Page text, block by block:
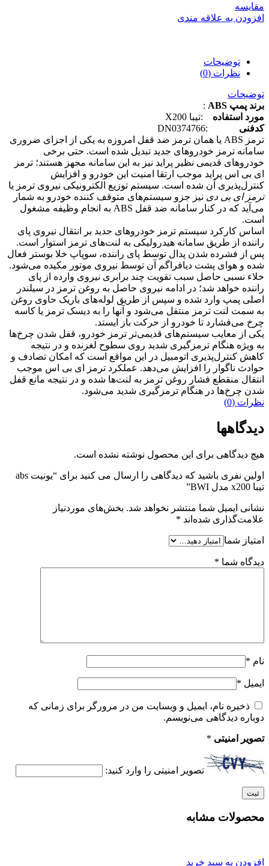
مقایسه
افزودن به علاقه مندی
توضیحات
نظرات (0)
توضیحات
برند پمپ ABS
:
مورد استفاده :تیبا X200
کدفنی
:DN0374766
ترمز ABS یا همان ترمز ضد قفل امروزه به یکی از اجزای ضروری
سامانه ترمز خودروهای جدید تبدیل شده است. حتی برخی
خودروهای قدیمی نظیر پراید نیز به این سامانه مجهز هستند؛ ترمز
ای بی اس پراید موجب ارتقا امنیت این خودرو و افزایش
کنترل‌پذیری آن شده است. سیستم توزیع الکترونیکی نیروی ترمز یا
ترمز ای بی دی نیز جزو سیستم‌های متوقف کننده خودرو به شمار
می‌آید که در کنار سامانه ضد قفل ABS به انجام وظیفه مشغول
است.
اساس کارکرد سیستم ترمز خودروهای جدید بر انتقال نیروی پای
راننده از طریق سامانه هیدرولیکی به لنت‌های ترمز استوار است.
پس از فشرده شدن پدال توسط پای راننده، سوپاپ خلا بوستر فعال
شده و هوای پشت دیافراگم آن توسط نیروی موتور مکیده می‌شود.
خلاء نسبی حاصل سبب تقویت چند برابری نیروی وارده از پای
راننده خواهد شد؛ در ادامه نیروی حاصل به روغن ترمز در سیلندر
اصلی پمپ وارد شده و سپس از طریق لوله‌های باریک حاوی روغن
به سمت لنت ترمز منتقل می‌شود و آنها را به دیسک ترمز یا کاسه
چرخ می‌فشارد تا خودرو از حرکت باز ایستد.
یکی از معایب سیستم‌های قدیمی‌تر ترمز خودرو، قفل شدن چرخ‌ها
به ویژه هنگام ترمزگیری شدید روی سطوح لغزنده و در نتیجه
کاهش کنترل‌پذیری اتومبیل در این مواقع است که امکان تصادف و
حوادث ناگوار را افزایش می‌دهد. عملکرد ترمز ای بی اس موجب
انتقال منقطع فشار روغن ترمز به لنت‌ها شده و در نتیجه مانع قفل
شدن چرخ‌ها در هنگام ترمزگیری شدید می‌شود.
نظرات (0)
دیدگاهها
هیچ دیدگاهی برای این محصول نوشته نشده است.
اولین نفری باشید که دیدگاهی را ارسال می کنید برای “یونیت abs
تیبا x200 مدل BWI”
نشانی ایمیل شما منتشر نخواهد شد. بخش‌های موردنیاز
علامت‌گذاری شده‌اند *
امتیاز شما
دیدگاه شما *
نام *
ایمیل *
ذخیره نام، ایمیل و وبسایت من در مرورگر برای زمانی که
دوباره دیدگاهی می‌نویسم.
تصویر امنیتی *
تصویر امنیتی را وارد کنید:
محصولات مشابه
افزودن به سبد خرید